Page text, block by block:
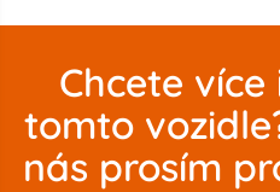
Chcete
tomto
nás prosím